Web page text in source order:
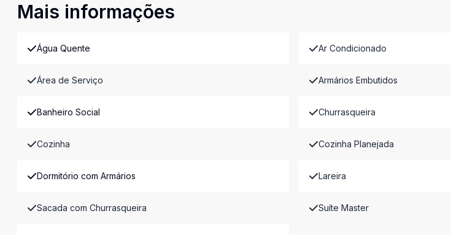
Mais informações
Água Quente Ar Condicionado
Área de Serviço Armários Embutidos
Banheiro Social Churrasqueira
Cozinha Cozinha Planejada
Dormitório com Armários Lareira
Sacada com Churrasqueira Suíte Master